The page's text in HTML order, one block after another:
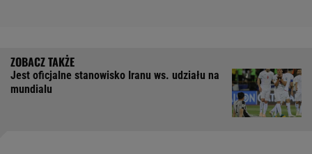
Jest oficjalne stanowisko Iranu ws. udziału na
mundialu